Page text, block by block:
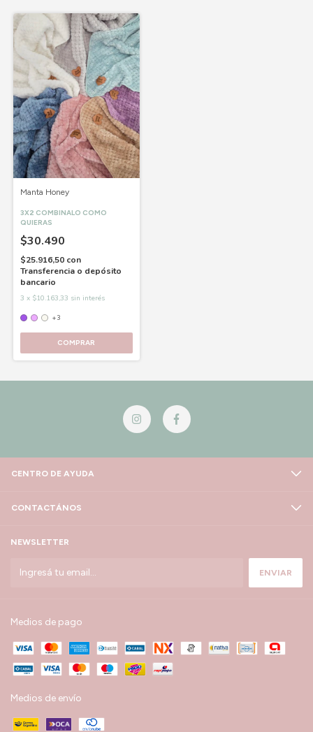
Manta Honey
3X2 COMBINALO COMO
QUIERAS
$30.490
$25.916,50 con
Transferencia o depósito
bancario
3 x $10.163,33 sin interés
+3
COMPRAR
CENTRO DE AYUDA
CONTACTÁNOS
NEWSLETTER
Medios de pago
Medios de envío